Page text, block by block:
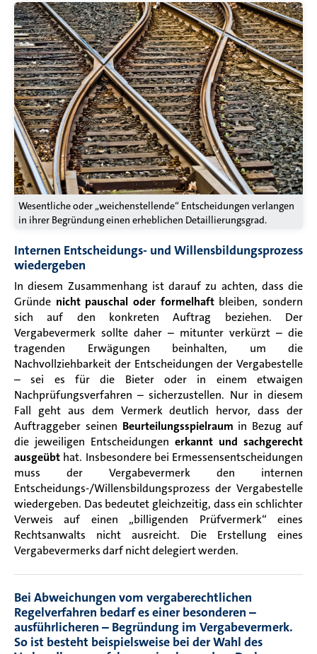
Wesentliche oder „weichenstellende“ Entscheidungen verlangen
in ihrer Begründung einen erheblichen Detaillierungsgrad.
Internen Entscheidungs- und Willensbildungsprozess
wiedergeben
In diesem Zusammenhang ist darauf zu achten, dass die
Gründe nicht pauschal oder formelhaftbleiben, sondern
sich auf den konkreten Auftrag beziehen. Der
Vergabevermerk sollte daher – mitunter verkürzt – die
tragenden Erwägungen beinhalten, um die
Nachvollziehbarkeit der Entscheidungen der Vergabestelle
– sei es für die Bieter oder in einem etwaigen
Nachprüfungsverfahren – sicherzustellen. Nur in diesem
Fall geht aus dem Vermerk deutlich hervor, dass der
Auftraggeber seinen Beurteilungsspielraum in Bezug auf
die jeweiligen Entscheidungen erkannt und sachgerecht
ausgeübt hat. Insbesondere bei Ermessensentscheidungen
muss der Vergabevermerk den internen
Entscheidungs-/Willensbildungsprozess der Vergabestelle
wiedergeben. Das bedeutet gleichzeitig, dass ein schlichter
Verweis auf einen „billigenden Prüfvermerk“ eines
Rechtsanwalts nicht ausreicht. Die Erstellung eines
Vergabevermerks darf nicht delegiert werden.
Bei Abweichungen vom vergaberechtlichen
Regelverfahren bedarf es einer besonderen –
ausführlicheren – Begründung im Vergabevermerk.
So ist besteht beispielsweise bei der Wahl des